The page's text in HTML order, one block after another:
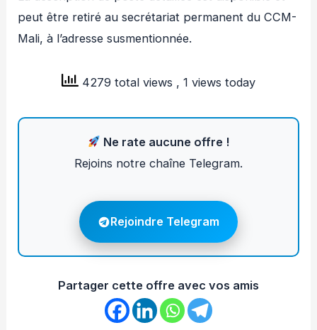
peut être retiré au secrétariat permanent du CCM-
Mali, à l’adresse susmentionnée.
4279 total views , 1 views today
Ne rate aucune offre !
Rejoins notre chaîne Telegram.
Rejoindre Telegram
Partager cette offre avec vos amis